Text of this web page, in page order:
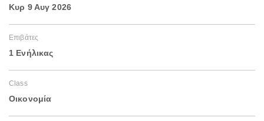
Κυρ 9 Αυγ 2026
Επιβάτες
1 Ενήλικας
Class
Οικονομία